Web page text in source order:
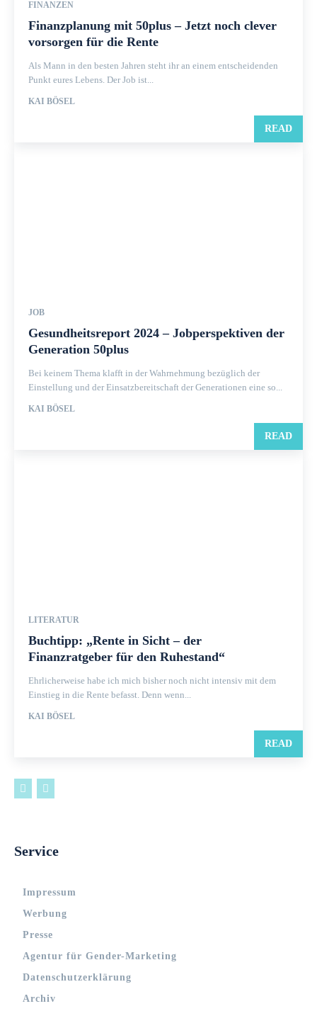
FINANZEN
Finanzplanung mit 50plus – Jetzt noch clever
vorsorgen für die Rente
Als Mann in den besten Jahren steht ihr an einem entscheidenden
Punkt eures Lebens. Der Job ist...
KAI BÖSEL
READ
JOB
Gesundheitsreport 2024 – Jobperspektiven der
Generation 50plus
Bei keinem Thema klafft in der Wahrnehmung bezüglich der
Einstellung und der Einsatzbereitschaft der Generationen eine so...
KAI BÖSEL
READ
LITERATUR
Buchtipp: „Rente in Sicht – der
Finanzratgeber für den Ruhestand“
Ehrlicherweise habe ich mich bisher noch nicht intensiv mit dem
Einstieg in die Rente befasst. Denn wenn...
KAI BÖSEL
READ
Service
Impressum
Werbung
Presse
Agentur für Gender-Marketing
Datenschutzerklärung
Archiv